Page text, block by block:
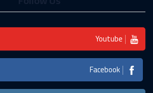
Youtube
Facebook